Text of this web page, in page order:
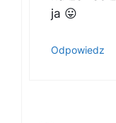
ja 😛
Odpowiedz